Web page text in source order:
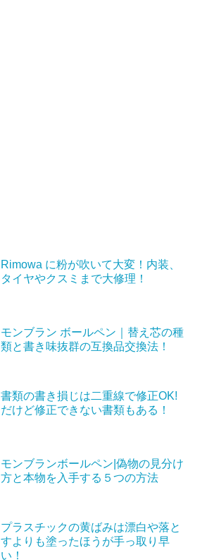
Rimowa に粉が吹いて大変！内装、
タイヤやクスミまで大修理！
モンブラン ボールペン｜替え芯の種
類と書き味抜群の互換品交換法！
書類の書き損じは二重線で修正OK!
だけど修正できない書類もある！
モンブランボールペン|偽物の見分け
方と本物を入手する５つの方法
プラスチックの黄ばみは漂白や落と
すよりも塗ったほうが手っ取り早
い！